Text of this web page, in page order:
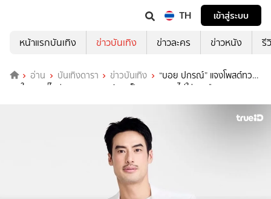
TH
เข้าสู่ระบบ
หน้าแรกบันเทิง
ข่าวบันเทิง ข่าวละคร ข่าวหนัง รี
อ่าน บันเทิงดารา ข่าวบันเทิง
“บอย ปกรณ์” แจงโพสต์ทวง
เงินในสตอรี่ไอจี บอกยอด 14 ล้าน เป็นการลงทุน ไม่ใช่การยืม